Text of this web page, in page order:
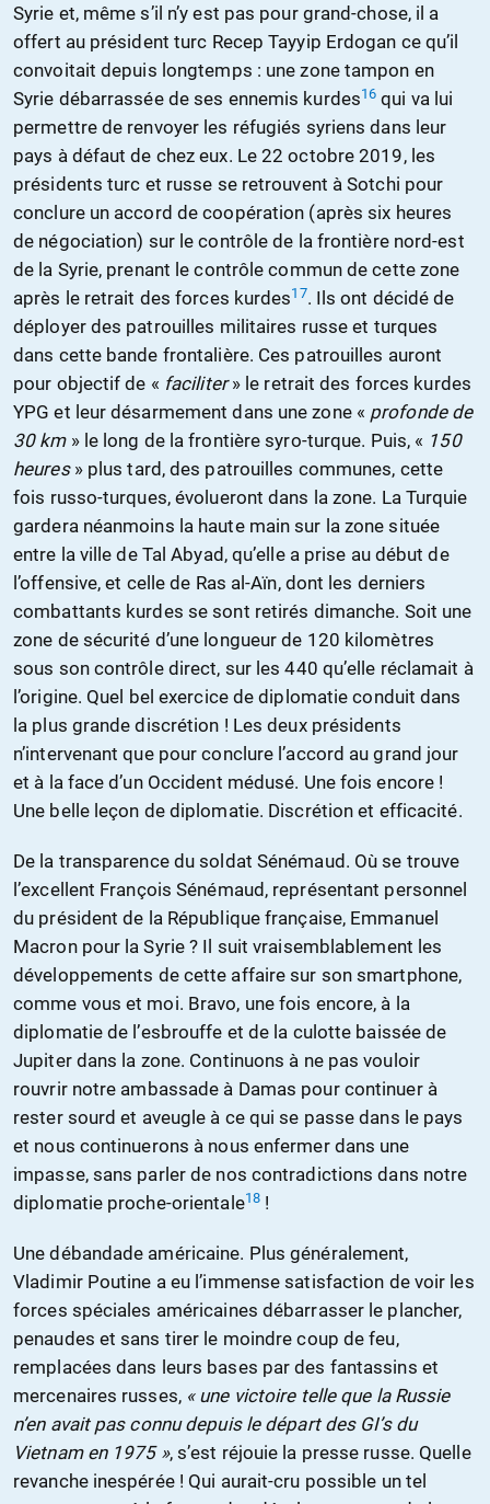
Syrie et, même s’il n’y est pas pour grand-chose, il a
offert au président turc Recep Tayyip Erdogan ce qu’il
convoitait depuis longtemps : une zone tampon en
Syrie débarrassée de ses ennemis kurdes16 qui va lui
permettre de renvoyer les réfugiés syriens dans leur
pays à défaut de chez eux. Le 22 octobre 2019, les
présidents turc et russe se retrouvent à Sotchi pour
conclure un accord de coopération (après six heures
de négociation) sur le contrôle de la frontière nord-est
de la Syrie, prenant le contrôle commun de cette zone
après le retrait des forces kurdes17. Ils ont décidé de
déployer des patrouilles militaires russe et turques
dans cette bande frontalière. Ces patrouilles auront
pour objectif de « faciliter» le retrait des forces kurdes
YPG et leur désarmement dans une zone « profonde de
30 km » le long de la frontière syro-turque. Puis, « 150
heures» plus tard, des patrouilles communes, cette
fois russo-turques, évolueront dans la zone. La Turquie
gardera néanmoins la haute main sur la zone située
entre la ville de Tal Abyad, qu’elle a prise au début de
l’offensive, et celle de Ras al-Aïn, dont les derniers
combattants kurdes se sont retirés dimanche. Soit une
zone de sécurité d’une longueur de 120 kilomètres
sous son contrôle direct, sur les 440 qu’elle réclamait à
l’origine. Quel bel exercice de diplomatie conduit dans
la plus grande discrétion ! Les deux présidents
n’intervenant que pour conclure l’accord au grand jour
et à la face d’un Occident médusé. Une fois encore !
Une belle leçon de diplomatie. Discrétion et efficacité.
De la transparence du soldat Sénémaud. Où se trouve
l’excellent François Sénémaud, représentant personnel
du président de la République française, Emmanuel
Macron pour la Syrie ? Il suit vraisemblablement les
développements de cette affaire sur son smartphone,
comme vous et moi. Bravo, une fois encore, à la
diplomatie de l’esbrouffe et de la culotte baissée de
Jupiter dans la zone. Continuons à ne pas vouloir
rouvrir notre ambassade à Damas pour continuer à
rester sourd et aveugle à ce qui se passe dans le pays
et nous continuerons à nous enfermer dans une
impasse, sans parler de nos contradictions dans notre
diplomatie proche-orientale18!
Une débandade américaine. Plus généralement,
Vladimir Poutine a eu l’immense satisfaction de voir les
forces spéciales américaines débarrasser le plancher,
penaudes et sans tirer le moindre coup de feu,
remplacées dans leurs bases par des fantassins et
mercenaires russes, « une victoire telle que la Russie
n’en avait pas connu depuis le départ des GI’s du
Vietnam en 1975 », s’est réjouie la presse russe. Quelle
revanche inespérée ! Qui aurait-cru possible un tel